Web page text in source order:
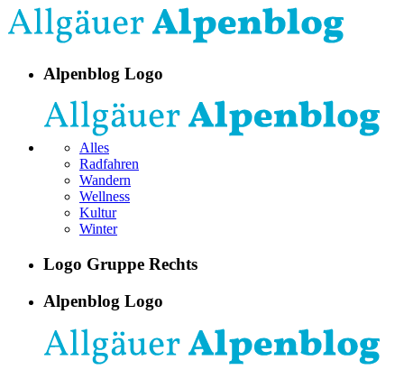
Alpenblog Logo
Alles
Radfahren
Wandern
Wellness
Kultur
Winter
Logo Gruppe Rechts
Alpenblog Logo